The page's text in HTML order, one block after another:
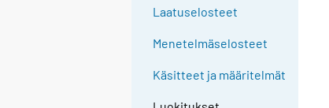
Laatuselosteet
Menetelmäselosteet
Käsitteet ja määritelmät